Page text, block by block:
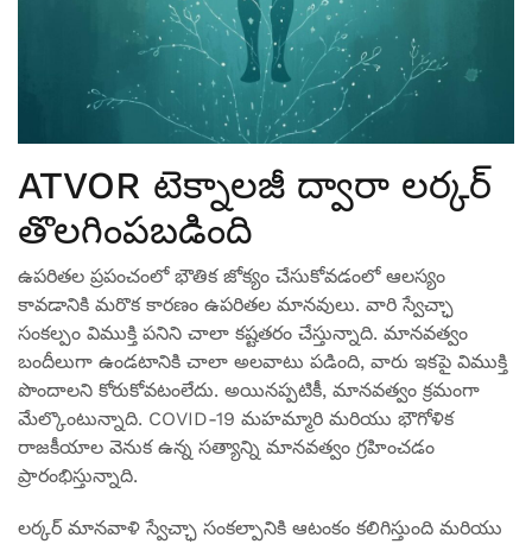
ATVOR టెక్నాలజీ ద్వారా లర్కర్
తొలగింపబడింది
ఉపరితల ప్రపంచంలో భౌతిక జోక్యం చేసుకోవడంలో ఆలస్యం
కావడానికి మరొక కారణం ఉపరితల మానవులు. వారి స్వేచ్ఛా
సంకల్పం విముక్తి పనిని చాలా కష్టతరం చేస్తున్నాది. మానవత్వం
బందీలుగా ఉండటానికి చాలా అలవాటు పడింది, వారు ఇకపై విముక్తి
పొందాలని కోరుకోవటంలేదు. అయినప్పటికీ, మానవత్వం క్రమంగా
మేల్కొంటున్నాది. COVID-19 మహమ్మారి మరియు భౌగోళిక
రాజకీయాల వెనుక ఉన్న సత్యాన్ని మానవత్వం గ్రహించడం
ప్రారంభిస్తున్నాది.
లర్కర్ మానవాళి స్వేచ్ఛా సంకల్పానికి ఆటంకం కలిగిస్తుంది మరియు